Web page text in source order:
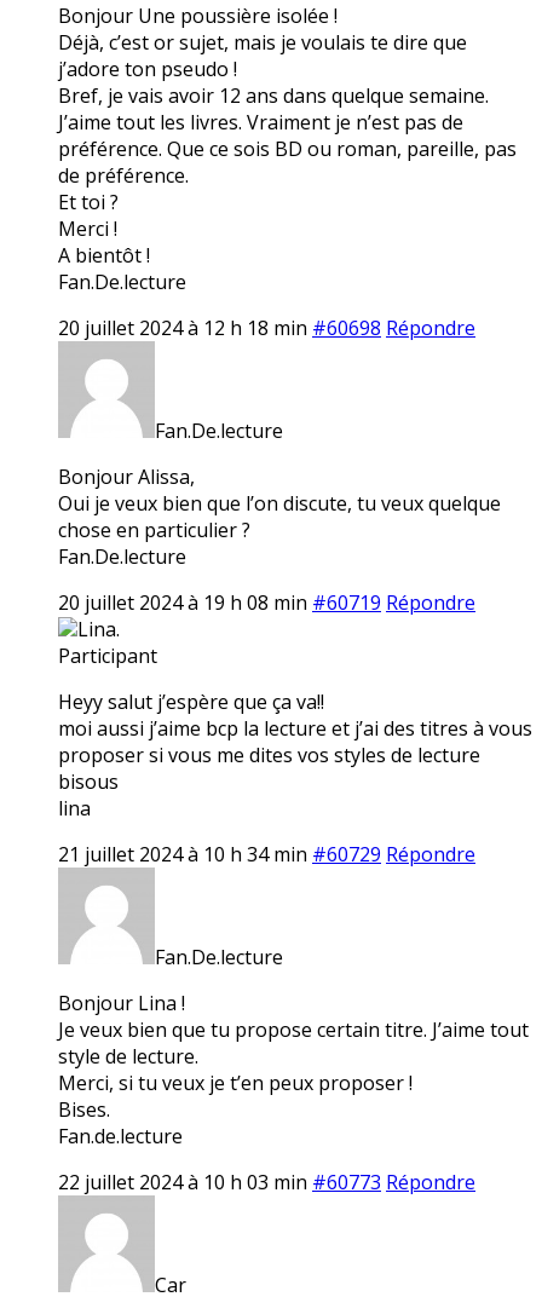
Bonjour Une poussière isolée !
Déjà, c’est or sujet, mais je voulais te dire que
j’adore ton pseudo !
Bref, je vais avoir 12 ans dans quelque semaine.
J’aime tout les livres. Vraiment je n’est pas de
préférence. Que ce sois BD ou roman, pareille, pas
de préférence.
Et toi ?
Merci !
A bientôt !
Fan.De.lecture
20 juillet 2024 à 12 h 18 min #60698 Répondre
Fan.De.lecture
Bonjour Alissa,
Oui je veux bien que l’on discute, tu veux quelque
chose en particulier ?
Fan.De.lecture
20 juillet 2024 à 19 h 08 min #60719 Répondre
Lina.
Participant
Heyy salut j’espère que ça va!!
moi aussi j’aime bcp la lecture et j’ai des titres à vous
proposer si vous me dites vos styles de lecture
bisous
lina
21 juillet 2024 à 10 h 34 min #60729 Répondre
Fan.De.lecture
Bonjour Lina !
Je veux bien que tu propose certain titre. J’aime tout
style de lecture.
Merci, si tu veux je t’en peux proposer !
Bises.
Fan.de.lecture
22 juillet 2024 à 10 h 03 min #60773 Répondre
Car